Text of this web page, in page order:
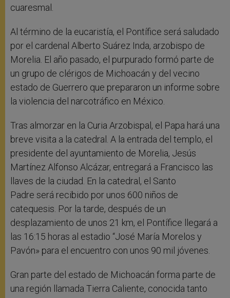
cuaresmal.
Al término de la eucaristía, el Pontífice será saludado
por el cardenal Alberto Suárez Inda, arzobispo de
Morelia. El año pasado, el purpurado formó parte de
un grupo de clérigos de Michoacán y del vecino
estado de Guerrero que prepararon un informe sobre
la violencia del narcotráfico en México.
Tras almorzar en la Curia Arzobispal, el Papa hará una
breve visita a la catedral. A la entrada del templo, el
presidente del ayuntamiento de Morelia, Jesús
Martínez Alfonso Alcázar, entregará a Francisco las
llaves de la ciudad. En la catedral, el Santo
Padre será recibido por unos 600 niños de
catequesis. Por la tarde, después de un
desplazamiento de unos 21 km, el Pontífice llegará a
las 16:15 horas al estadio “José María Morelos y
Pavón» para el encuentro con unos 90 mil jóvenes.
Gran parte del estado de Michoacán forma parte de
una región llamada Tierra Caliente, conocida tanto